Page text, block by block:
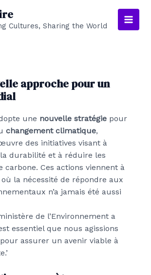
Cultures, Sharing the World
Main
approche pour un
une nouvelle stratégie pour
changement climatique,
des initiatives visant à
durabilité et à réduire les
carbone. Ces actions viennent à
la nécessité de répondre aux
n’a jamais été aussi
de l’Environnement a
essentiel que nous agissions
assurer un avenir viable à